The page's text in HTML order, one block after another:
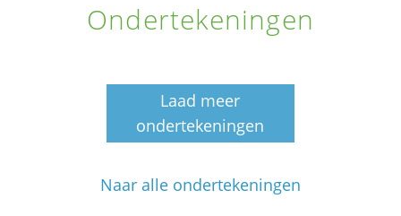
Ondertekeningen
Laad meer
ondertekeningen
Naar alle ondertekeningen